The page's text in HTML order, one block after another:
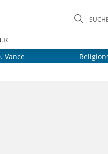
SUCHE
Vance